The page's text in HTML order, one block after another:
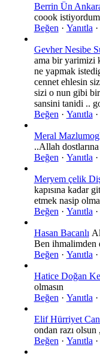
Berrin Ün
coook istiyordum
Beğen · Yanıtla ·
Gevher Nesibe
ama bir yarimizi
ne yapmak
cennet ehlesin
sizi o nun gibi
sansini tanidi ..
Beğen · Yanıtla ·
Meral
..Allah
Beğen · Yanıtla ·
Meryem çelik
kapısına kadar
etmek nasip
Beğen · Yanıtla ·
Hasan Bacanlı
Ben ihmalimden
Beğen · Yanıtla ·
Hatice Doğan
olmasın
Beğen · Yanıtla ·
Elif Hürriyet
ondan razı olsun
Beğen · Yanıtla ·